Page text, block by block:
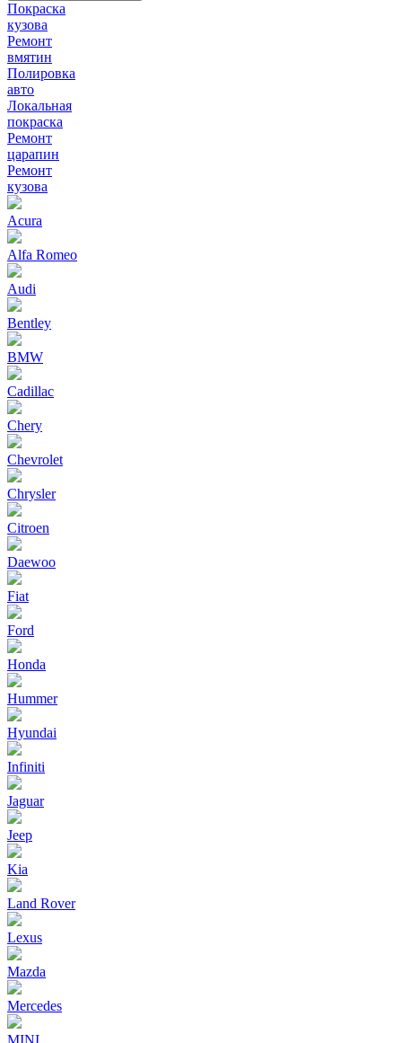
Покраска
кузова
Ремонт
вмятин
Полировка
авто
Локальная
покраска
Ремонт
царапин
Ремонт
кузова
Acura
Alfa Romeo
Audi
Bentley
BMW
Cadillac
Chery
Chevrolet
Chrysler
Citroen
Daewoo
Fiat
Ford
Honda
Hummer
Hyundai
Infiniti
Jaguar
Jeep
Kia
Land Rover
Lexus
Mazda
Mercedes
MINI